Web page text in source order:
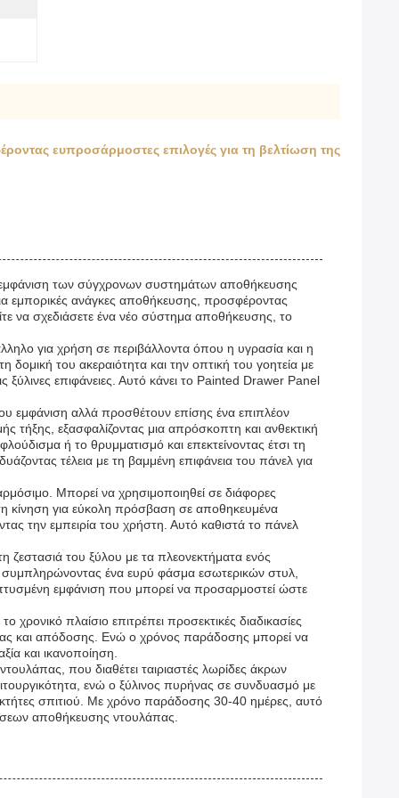
ευπροσάρμοστες επιλογές για τη βελτίωση της
εμφάνιση των σύγχρονων συστημάτων αποθήκευσης
εμπορικές ανάγκες αποθήκευσης, προσφέροντας
να σχεδιάσετε ένα νέο σύστημα αποθήκευσης, το
για χρήση σε περιβάλλοντα όπου η υγρασία και η
δομική του ακεραιότητα και την οπτική του γοητεία με
επιφάνειες. Αυτό κάνει το Painted Drawer Panel
εμφάνιση αλλά προσθέτουν επίσης ένα επιπλέον
τήξης, εξασφαλίζοντας μια απρόσκοπτη και ανθεκτική
ή το θρυμματισμό και επεκτείνοντας έτσι τη
τέλεια με τη βαμμένη επιφάνεια του πάνελ για
Μπορεί να χρησιμοποιηθεί σε διάφορες
κίνηση για εύκολη πρόσβαση σε αποθηκευμένα
την εμπειρία του χρήστη. Αυτό καθιστά το πάνελ
ζεστασιά του ξύλου με τα πλεονεκτήματα ενός
συμπληρώνοντας ένα ευρύ φάσμα εσωτερικών στυλ,
εμφάνιση που μπορεί να προσαρμοστεί ώστε
πλαίσιο επιτρέπει προσεκτικές διαδικασίες
και απόδοσης. Ενώ ο χρόνος παράδοσης μπορεί να
και ικανοποίηση.
που διαθέτει ταιριαστές λωρίδες άκρων
ενώ ο ξύλινος πυρήνας σε συνδυασμό με
σπιτιού. Με χρόνο παράδοσης 30-40 ημέρες, αυτό
αποθήκευσης ντουλάπας.